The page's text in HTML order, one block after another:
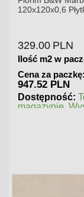
120x120x0,6
329.00 PLN
Ilość m2 w
Cena za paczkę:
947.52 PLN
Dostępność:
magazynie.